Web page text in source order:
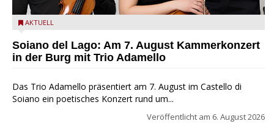
Trio Adamello
AKTUELL
Soiano del Lago: Am 7. August Kammerkonzert
in der Burg mit Trio Adamello
Das Trio Adamello präsentiert am 7. August im Castello di
Soiano ein poetisches Konzert rund um...
Veröffentlicht am 6. August 2026